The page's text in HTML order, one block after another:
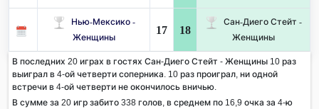
Нью-Мексико -
Женщины
17 18
Сан-Диего Стейт -
Женщины
В последних 20 играх в гостях Сан-Диего Стейт - Женщины 10 раз
выиграл в 4-ой четверти соперника. 10 раз проиграл, ни одной
встречи в 4-ой четверти не окончилось вничью.
В сумме за 20 игр забито 338 голов, в среднем по 16,9 очка за 4-ю